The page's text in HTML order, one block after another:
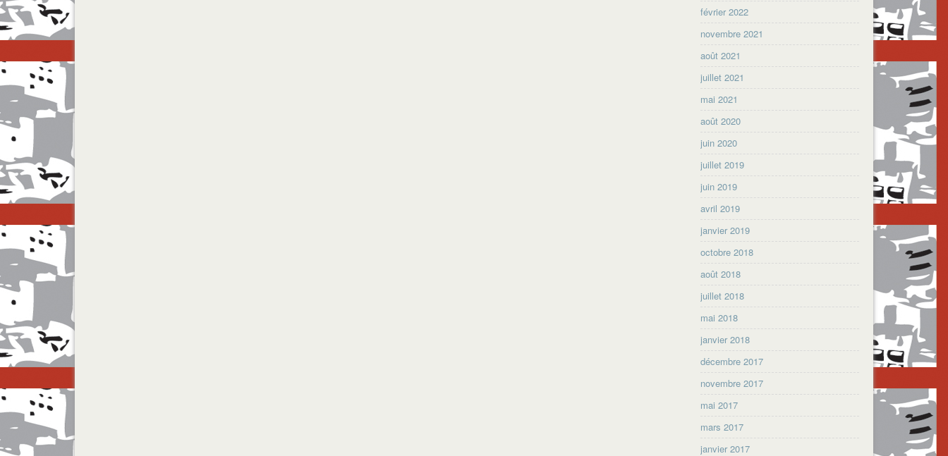
février 2022
novembre 2021
août 2021
juillet 2021
mai 2021
août 2020
juin 2020
juillet 2019
juin 2019
avril 2019
janvier 2019
octobre 2018
août 2018
juillet 2018
mai 2018
janvier 2018
décembre 2017
novembre 2017
mai 2017
mars 2017
janvier 2017